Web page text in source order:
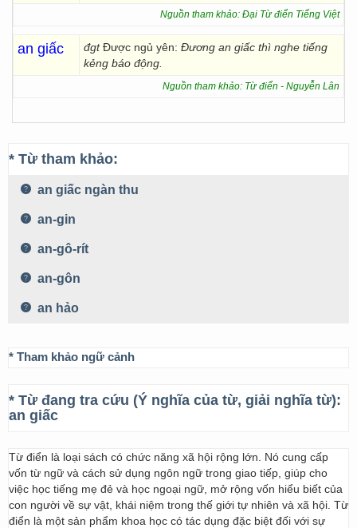
Nguồn tham khảo: Đại Từ điển Tiếng Việt
an giấc đgtĐược ngủ yên: Đương an giấc thì nghe tiếng
kẻng báo động.
Nguồn tham khảo: Từ điển - Nguyễn Lân
* Từ tham khảo:
an giấc ngàn thu
an-gin
an-gô-rít
an-gôn
an hảo
* Tham khảo ngữ cảnh
* Từ đang tra cứu (Ý nghĩa của từ, giải nghĩa từ):
an giấc
Từ điển là loại sách có chức năng xã hội rộng lớn. Nó cung cấp
vốn từ ngữ và cách sử dụng ngôn ngữ trong giao tiếp, giúp cho
việc học tiếng mẹ đẻ và học ngoại ngữ, mở rộng vốn hiểu biết của
con người về sự vật, khái niệm trong thế giới tự nhiên và xã hội. Từ
điển là một sản phẩm khoa học có tác dụng đặc biệt đối với sự